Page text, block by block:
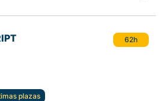
62h
plazas